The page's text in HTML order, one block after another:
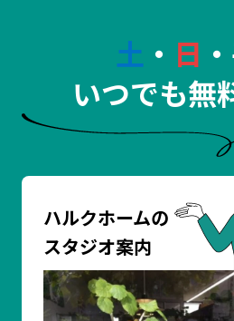
土 ・ 日
いつでも無
ハルクホームの
スタジオ案内